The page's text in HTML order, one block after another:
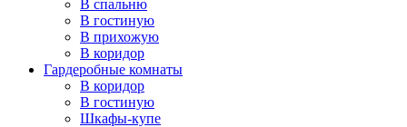
В спальню
В гостиную
В прихожую
В коридор
Гардеробные комнаты
В коридор
В гостиную
Шкафы-купе